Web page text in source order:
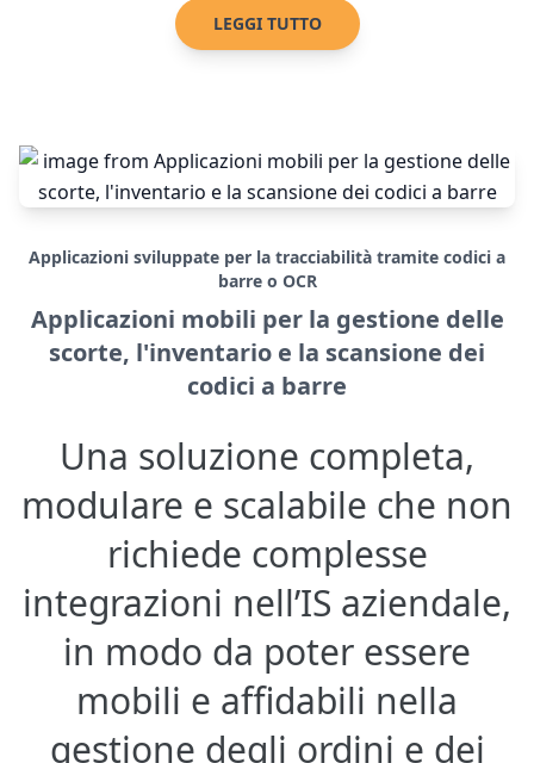
LEGGI TUTTO
Applicazioni sviluppate per la tracciabilità tramite codici a
barre o OCR
Applicazioni mobili per la gestione delle
scorte, l'inventario e la scansione dei
codici a barre
Una soluzione completa,
modulare e scalabile che non
richiede complesse
integrazioni nell’IS aziendale,
in modo da poter essere
mobili e affidabili nella
gestione degli ordini e dei